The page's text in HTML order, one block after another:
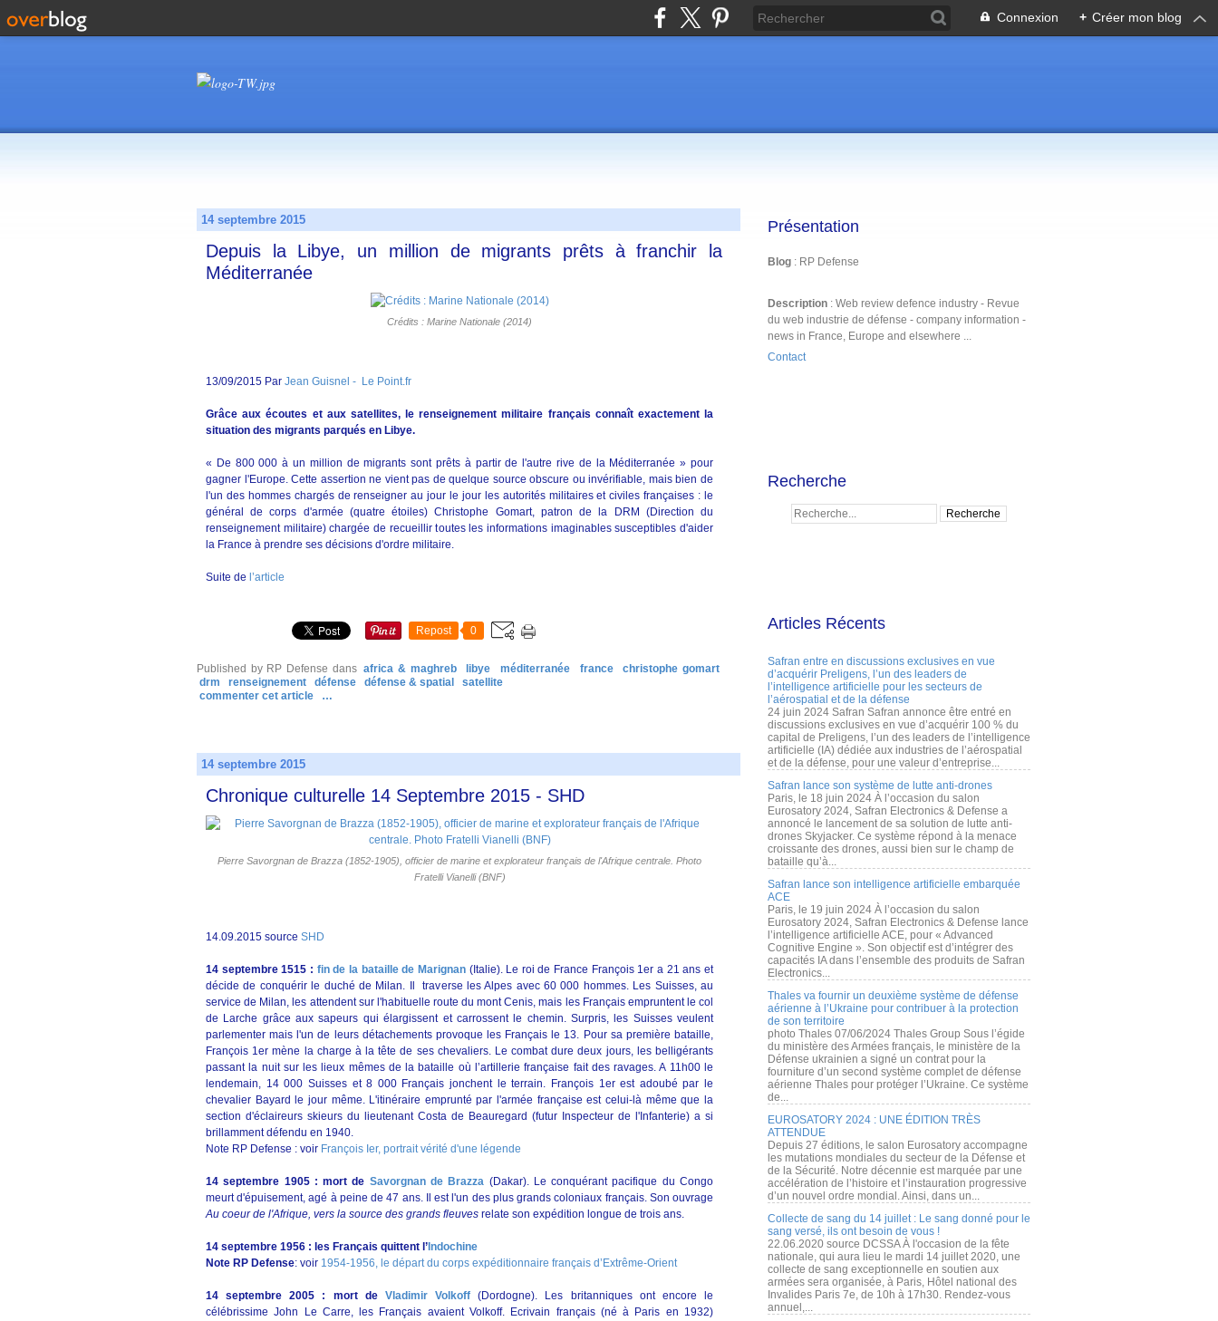
Connexion + Créer mon blog
14 septembre 2015
Depuis la Libye, un million de migrants prêts à franchir la
Méditerranée
Crédits : Marine Nationale (2014)
13/09/2015 Par Jean Guisnel - Le Point.fr
Grâce aux écoutes et aux satellites, le renseignement militaire français connaît exactement la
situation des migrants parqués en Libye.
« De 800 000 à un million de migrants sont prêts à partir de l'autre rive de la Méditerranée » pour
gagner l'Europe. Cette assertion ne vient pas de quelque source obscure ou invérifiable, mais bien de
l'un des hommes chargés de renseigner au jour le jour les autorités militaires et civiles françaises : le
général de corps d'armée (quatre étoiles) Christophe Gomart, patron de la DRM (Direction du
renseignement militaire) chargée de recueillir toutes les informations imaginables susceptibles d'aider
la France à prendre ses décisions d'ordre militaire.
Suite de l’article
Repost 0
Published by RP Defense dans africa & maghreb libye méditerranée france
christophe gomart
drm
renseignement défense défense & spatial
satellite
commenter cet article
…
14 septembre 2015
Chronique culturelle 14 Septembre 2015 - SHD
Pierre Savorgnan de Brazza (1852-1905), officier de marine et explorateur français de l'Afrique centrale. Photo
Fratelli Vianelli (BNF)
14.09.2015 source SHD
14 septembre 1515 : fin de la bataille de Marignan (Italie). Le roi de France François 1er a 21 ans et
décide de conquérir le duché de Milan. Il traverse les Alpes avec 60 000 hommes. Les Suisses, au
service de Milan, les attendent sur l'habituelle route du mont Cenis, mais les Français empruntent le col
de Larche grâce aux sapeurs qui élargissent et carrossent le chemin. Surpris, les Suisses veulent
parlementer mais l'un de leurs détachements provoque les Français le 13. Pour sa première bataille,
François 1er mène la charge à la tête de ses chevaliers. Le combat dure deux jours, les belligérants
passant la nuit sur les lieux mêmes de la bataille où l’artillerie française fait des ravages. A 11h00 le
lendemain, 14 000 Suisses et 8 000 Français jonchent le terrain. François 1er est adoubé par le
chevalier Bayard le jour même. L'itinéraire emprunté par l'armée française est celui-là même que la
section d'éclaireurs skieurs du lieutenant Costa de Beauregard (futur Inspecteur de l'Infanterie) a si
brillamment défendu en 1940.
Note RP Defense : voir François Ier, portrait vérité d'une légende
14 septembre 1905 : mort de Savorgnan de Brazza (Dakar). Le conquérant pacifique du Congo
meurt d'épuisement, agé à peine de 47 ans. Il est l'un des plus grands coloniaux français. Son ouvrage
Au coeur de l'Afrique, vers la source des grands fleuves relate son expédition longue de trois ans.
14 septembre 1956 : les Français quittent l’ Indochine
Note RP Defense: voir 1954-1956, le départ du corps expéditionnaire français d’Extrême-Orient
14 septembre 2005 : mort de Vladimir Volkoff (Dordogne). Les britanniques ont encore le
célébrissime John Le Carre, les Français avaient Volkoff. Ecrivain français (né à Paris en 1932)
Présentation
Blog : RP Defense
Description : Web review defence industry - Revue
du web industrie de défense - company information -
news in France, Europe and elsewhere ...
Contact
Recherche
Articles Récents
Safran entre en discussions exclusives en vue
d’acquérir Preligens, l’un des leaders de
l’intelligence artificielle pour les secteurs de
l’aérospatial et de la défense
24 juin 2024 Safran Safran annonce être entré en
discussions exclusives en vue d’acquérir 100 % du
capital de Preligens, l’un des leaders de l’intelligence
artificielle (IA) dédiée aux industries de l’aérospatial
et de la défense, pour une valeur d’entreprise...
Safran lance son système de lutte anti-drones
Paris, le 18 juin 2024 À l’occasion du salon
Eurosatory 2024, Safran Electronics & Defense a
annoncé le lancement de sa solution de lutte anti-
drones Skyjacker. Ce système répond à la menace
croissante des drones, aussi bien sur le champ de
bataille qu’à...
Safran lance son intelligence artificielle embarquée
ACE
Paris, le 19 juin 2024 À l’occasion du salon
Eurosatory 2024, Safran Electronics & Defense lance
l’intelligence artificielle ACE, pour « Advanced
Cognitive Engine ». Son objectif est d’intégrer des
capacités IA dans l’ensemble des produits de Safran
Electronics...
Thales va fournir un deuxième système de défense
aérienne à l’Ukraine pour contribuer à la protection
de son territoire
photo Thales 07/06/2024 Thales Group Sous l’égide
du ministère des Armées français, le ministère de la
Défense ukrainien a signé un contrat pour la
fourniture d’un second système complet de défense
aérienne Thales pour protéger l’Ukraine. Ce système
de...
EUROSATORY 2024 : UNE ÉDITION TRÈS
ATTENDUE
Depuis 27 éditions, le salon Eurosatory accompagne
les mutations mondiales du secteur de la Défense et
de la Sécurité. Notre décennie est marquée par une
accélération de l’histoire et l’instauration progressive
d’un nouvel ordre mondial. Ainsi, dans un...
Collecte de sang du 14 juillet : Le sang donné pour le
sang versé, ils ont besoin de vous !
22.06.2020 source DCSSA À l'occasion de la fête
nationale, qui aura lieu le mardi 14 juillet 2020, une
collecte de sang exceptionnelle en soutien aux
armées sera organisée, à Paris, Hôtel national des
Invalides Paris 7e, de 10h à 17h30. Rendez-vous
annuel,...